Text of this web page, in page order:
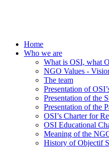
Home
Who we are
What is OSI, what
NGO Values -
The team
Presentation of
Presentation of the
Presentation of the
OSI’s Charter for
OSI Educational
Meaning of the
History of Objectif